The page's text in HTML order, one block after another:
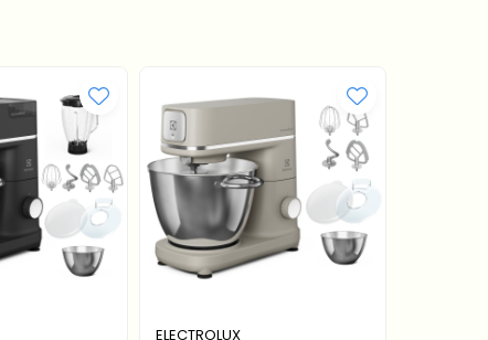
ELECTROLUX